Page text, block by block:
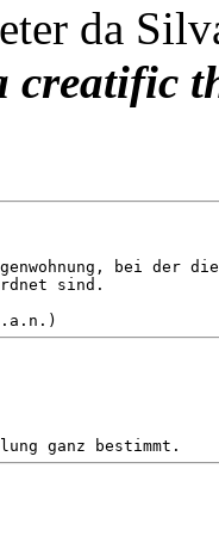
da
creatific
bei der
sind.